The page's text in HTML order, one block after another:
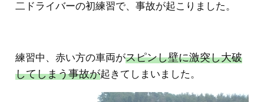
二ドライバーの初練習で、事故が起こりました。
練習中、赤い方の車両がスピンし壁に激突し大破
してしまう事故が起きてしまいました。